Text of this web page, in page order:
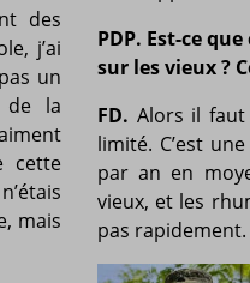
des
j’ai
un
de la
cette
mais
PDP. Est-ce
sur les vieux ?
FD. Alors il faut
limité. C’est
par an en
vieux, et les
pas rapidement.